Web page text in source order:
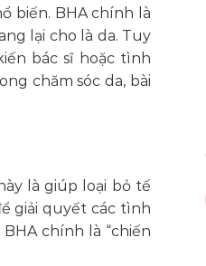
biến. BHA chính là
lại cho là da. Tuy
bác sĩ hoặc tình
chăm sóc da, bài
là giúp loại bỏ tế
giải quyết các tình
chính là “chiến